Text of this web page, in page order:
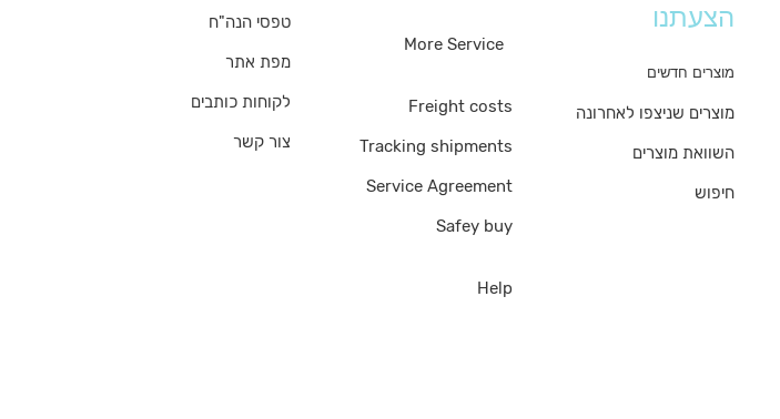
טפסי הנה"ח
מפת אתר
לקוחות כותבים
צור קשר
More Service
Freight costs
Tracking shipments
Service Agreement
Safey buy
Help
הצעתנו
מוצרים חדשים
מוצרים שניצפו לאחרונה
השוואת מוצרים
חיפוש